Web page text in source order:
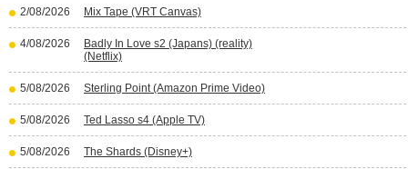
2/08/2026 Mix Tape (VRT Canvas)
4/08/2026
Badly In Love s2 (Japans) (reality)
(Netflix)
5/08/2026 Sterling Point (Amazon Prime Video)
5/08/2026 Ted Lasso s4 (Apple TV)
5/08/2026 The Shards (Disney+)